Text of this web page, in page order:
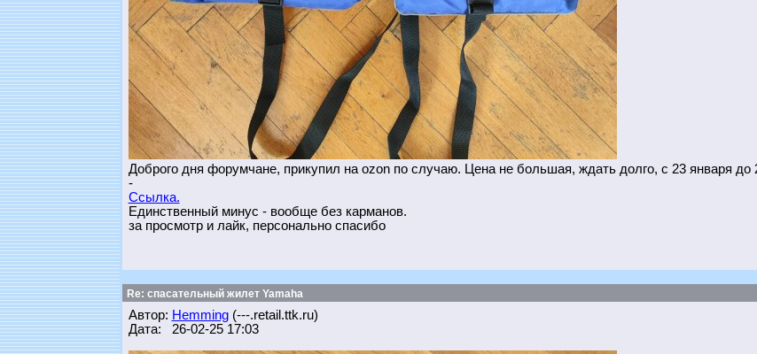
Доброго дня форумчане, прикупил на ozon по случаю. Цена не большая, ждать долго, с 23 января
-
Ссылка.
Единственный минус - вообще без карманов.
за просмотр и лайк, персонально спасибо
Re: спасательный жилет Yamaha
Автор: Hemming(---.retail.ttk.ru)
Дата: 26-02-25 17:03